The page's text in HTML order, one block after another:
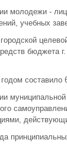
молодежи -
учебных
бюджета
составило